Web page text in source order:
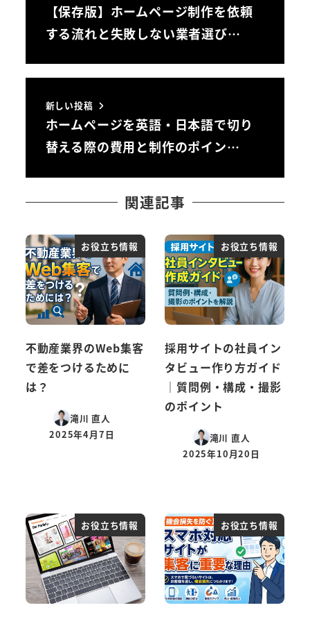
【保存版】ホームページ制作を依頼
する流れと失敗しない業者選び…
新しい投稿
ホームページを英語・日本語で切り
替える際の費用と制作のポイン…
関連記事
お役立ち情報
不動産業界のWeb集客
で差をつけるために
は？
滝川 直人
投稿日
2025年4月7日
お役立ち情報
採用サイトの社員イン
タビュー作り方ガイド
｜質問例・構成・撮影
のポイント
滝川 直人
投稿日
2025年10月20日
お役立ち情報 お役立ち情報